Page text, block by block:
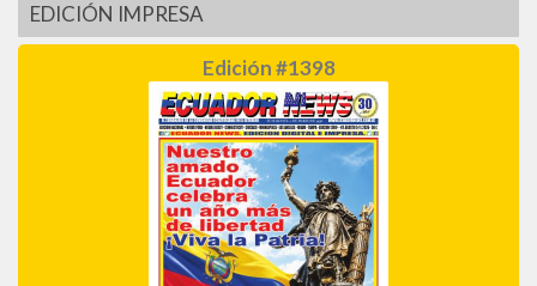
EDICIÓN IMPRESA
Edición #1398